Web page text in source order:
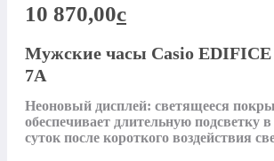
10 870,00c
Мужские часы Casio EDIFICE
7A
Неоновый дисплей: светящееся
обеспечивает длительную подсветку
суток после короткого воздействия